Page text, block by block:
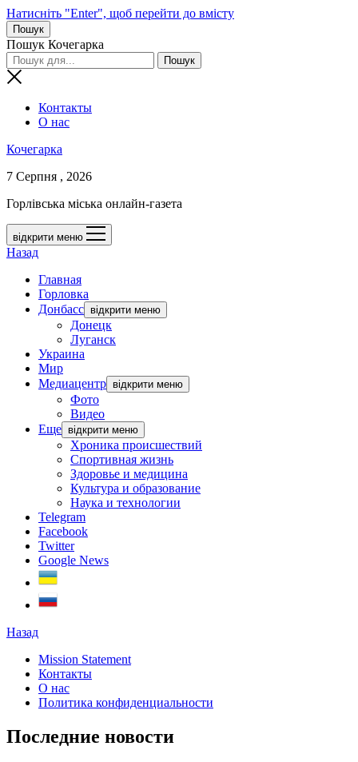
Натисніть "Enter", щоб перейти до вмісту
Пошук
Пошук Кочегарка
Контакты
О нас
Кочегарка
7 Серпня , 2026
Горлівська міська онлайн-газета
відкрити меню
Назад
Главная
Горловка
Донбасс відкрити меню
Донецк
Луганск
Украина
Мир
Медиацентр відкрити меню
Фото
Видео
Еще відкрити меню
Хроника происшествий
Спортивная жизнь
Здоровье и медицина
Культура и образование
Наука и технологии
Telegram
Facebook
Twitter
Google News
Назад
Mission Statement
Контакты
О нас
Политика конфиденциальности
Последние новости